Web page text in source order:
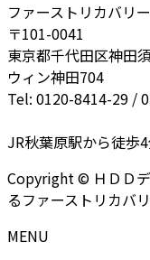
ファーストリカバリー
〒101-0041
東京都千代田区神田
ウィン神田704
Tel: 0120-8414-29 /
JR秋葉原駅から徒歩
Copyright © ＨＤＤ
るファーストリカバ
MENU